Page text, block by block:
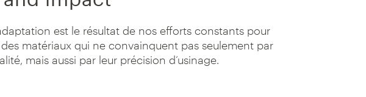
est le résultat de nos efforts constants pour
matériaux qui ne convainquent pas seulement par
mais aussi par leur précision d’usinage.